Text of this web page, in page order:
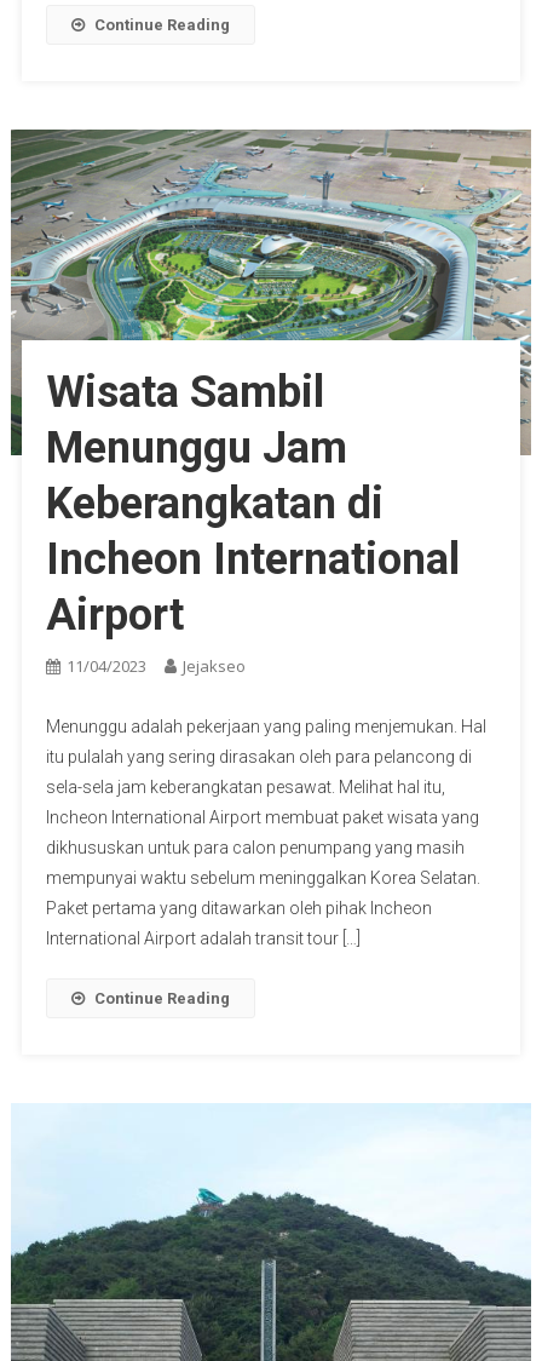
Continue Reading
Wisata Sambil
Menunggu Jam
Keberangkatan di
Incheon International
Airport
11/04/2023 Jejakseo
Menunggu adalah pekerjaan yang paling menjemukan. Hal
itu pulalah yang sering dirasakan oleh para pelancong di
sela-sela jam keberangkatan pesawat. Melihat hal itu,
Incheon International Airport membuat paket wisata yang
dikhususkan untuk para calon penumpang yang masih
mempunyai waktu sebelum meninggalkan Korea Selatan.
Paket pertama yang ditawarkan oleh pihak Incheon
International Airport adalah transit tour […]
Continue Reading